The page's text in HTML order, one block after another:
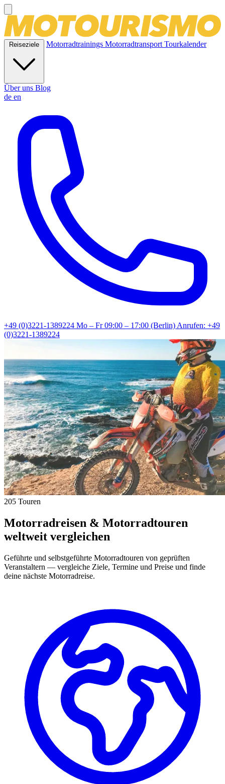
Reiseziele Motorradtrainings MotorradtransportTourkalender
Über uns Blog
de en
+49 (0)3221-1389224 Mo – Fr 09:00 – 17:00 (Berlin)Anrufen: +49
(0)3221-1389224
205 Touren
Motorradreisen & Motorradtouren
weltweit vergleichen
Geführte und selbstgeführte Motorradtouren von geprüften
Veranstaltern — vergleiche Ziele, Termine und Preise und finde
deine nächste Motorradreise.